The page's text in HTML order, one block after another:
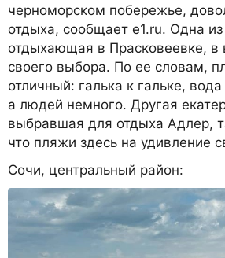
черноморском побережье,
отдыха, сообщает e1.ru. Одна из
отдыхающая в Прасковеевке, в
своего выбора. По ее словам,
отличный: галька к гальке,
а людей немного. Другая
выбравшая для отдыха Адлер,
что пляжи здесь на удивление
Сочи, центральный район: